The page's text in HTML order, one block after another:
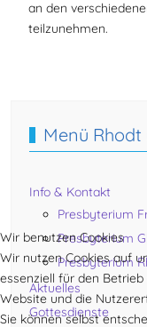
an den
teilzunehmen.
Menü Rhodt
Info & Kontakt
Presbyterium
Presbyterium
Presbyterium
Aktuelles
Gottesdienste
Wir benutzen Cookies
Wir nutzen Cookies auf
essenziell für den
Website und die
Sie können selbst